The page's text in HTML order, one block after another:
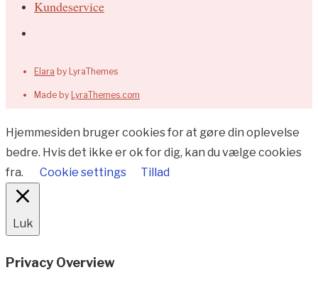
Kundeservice
Elara by LyraThemes
Made by LyraThemes.com
Hjemmesiden bruger cookies for at gøre din oplevelse
bedre. Hvis det ikke er ok for dig, kan du vælge cookies
fra.
Cookie settings Tillad
Luk
Privacy Overview